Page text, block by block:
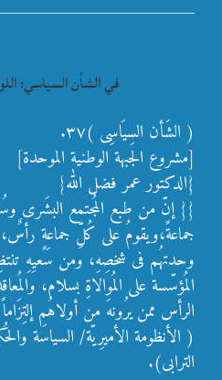
في الشأن السياسي:
( الشَأن السِيَاسِى )٣٧.
[مشروع الجبهة الوطنية الموحدة]
{الدكتور عمر فضل الله}
{{ إنّ من طبع المُجتمع البشَرى
جماعةً،ويقومُ على كُلِّ جماعةٍ رأسٌ،
وحدتهُم فى شخصِهِ، ومن سَعيِهِ
المُؤسّسة على المُوالاةِ بسلام،
الرأس ممن يرُونهَ من أولاهُم
( الأنظومة الأميرِيّة/ السياسَة
الترابى).